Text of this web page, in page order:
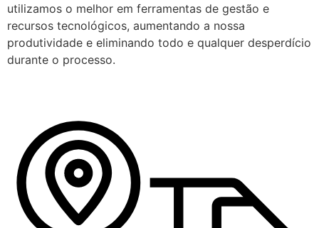
utilizamos o melhor em ferramentas de gestão e
recursos tecnológicos, aumentando a nossa
produtividade e eliminando todo e qualquer desperdício
durante o processo.